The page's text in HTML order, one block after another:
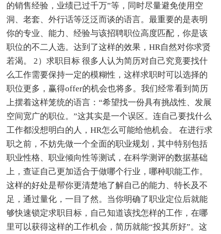
的销售经验，业绩已过千万”等，同时尽量避免使用空
洞、老套、外行话等泛泛而谈的语言。最重要的是表明
你的专业、能力、经验与该招聘职位高度匹配，你是该
职位的不二人选。达到了这样的效果，HR自然对你求贤
若渴。 2）求职目标 很多人认为简历对自己究竟要找什
么工作需要保持一定的模糊性，这样求职时可以选择的
职位更多，赢得offer的机会也将多。我们经常看到简历
上摆着这样笼统的语言：“希望找一份具有挑战性、发展
空间宽广的职位。”这其实是一个误区。连自己要找什么
工作都没想明白的人，HR怎么可能给他机会。 在进行求
职之前，不妨先做一个全面的职业规划，其中特别包括
职业性格、职业倾向性等测试，在科学测评的数据基础
上，查证自己更加适合于做哪个行业，哪种职能工作。
这样的好处是帮你更清楚地了解自己的能力、特长及不
足，通过量化，一目了然。当你明确了职业定位后就能
够快速锁定求职目标，自己知道该找怎样的工作，在哪
里可以获得这样的工作机会，简历就能“投其所好”。这